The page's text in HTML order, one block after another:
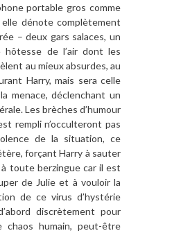
portable gros comme
dénote complètement
– deux gars salaces, un
hôtesse de l’air dont les
au mieux absurdes, au
Harry, mais sera celle
menace, déclenchant un
Les brèches d’humour
rempli n’occulteront pas
de la situation, ce
forçant Harry à sauter
à toute berzingue car il est
de Julie et à vouloir la
de ce virus d’hystérie
discrètement pour
chaos humain, peut-être